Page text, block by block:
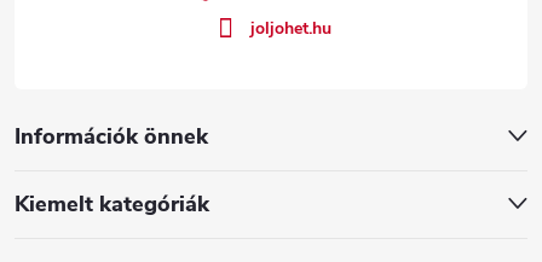
Információk önnek
Kiemelt kategóriák
joljohet.hu